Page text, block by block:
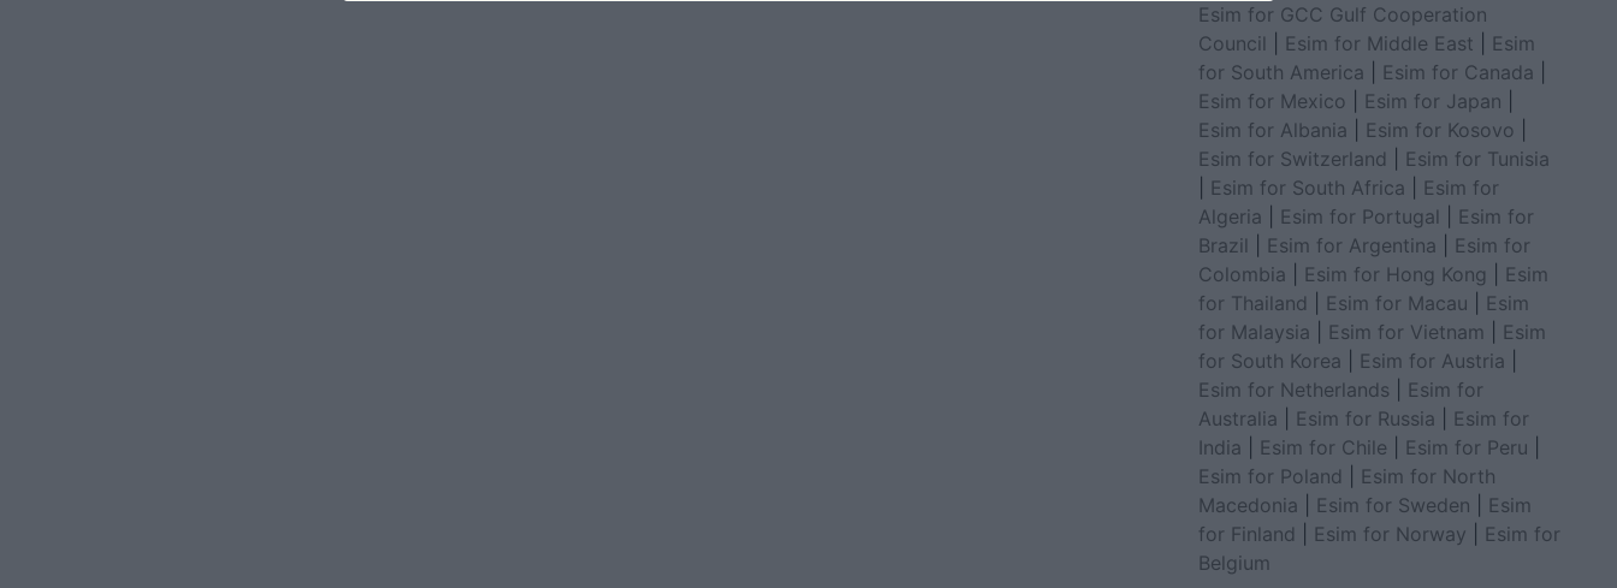
Esim for GCC Gulf Cooperation
Council
Esim for Middle East
Esim
for South America
Esim for Canada
Esim for Mexico
Esim for Japan
Esim for Albania
Esim for Kosovo
Esim for Switzerland
Esim for Tunisia
Esim for South Africa
Esim for
Algeria
Esim for Portugal
Esim for
Brazil
Esim for Argentina
Esim for
Colombia
Esim for Hong Kong
Esim
for Thailand
Esim for Macau
Esim
for Malaysia
Esim for Vietnam
Esim
for South Korea
Esim for Austria
Esim for Netherlands
Esim for
Australia
Esim for Russia
Esim for
India
Esim for Chile Esim for Peru
Esim for Poland
Esim for North
Macedonia
Esim for Sweden
Esim
for Finland
Esim for Norway
Esim for
Belgium